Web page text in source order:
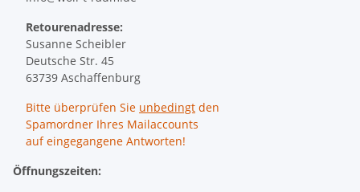
Retourenadresse:
Susanne Scheibler
Deutsche Str. 45
63739 Aschaffenburg
Bitte überprüfen Sie unbedingt den
Spamordner Ihres Mailaccounts
auf eingegangene Antworten!
Öffnungszeiten: